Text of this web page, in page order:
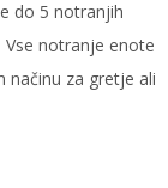
do 5 notranjih
notranje enote
načinu za gretje ali